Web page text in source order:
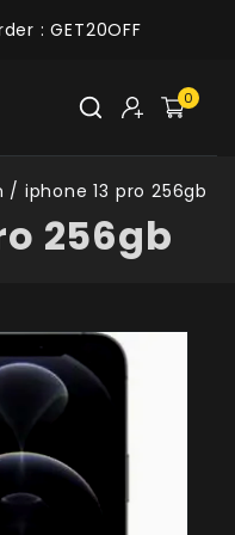
: GET20OFF
0
/ iphone 13 pro 256gb
256gb